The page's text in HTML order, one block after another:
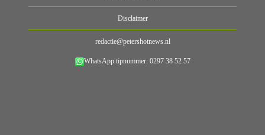
Disclaimer
redactie@petershotnews.nl
WhatsApp tipnummer: 0297 38 52 57